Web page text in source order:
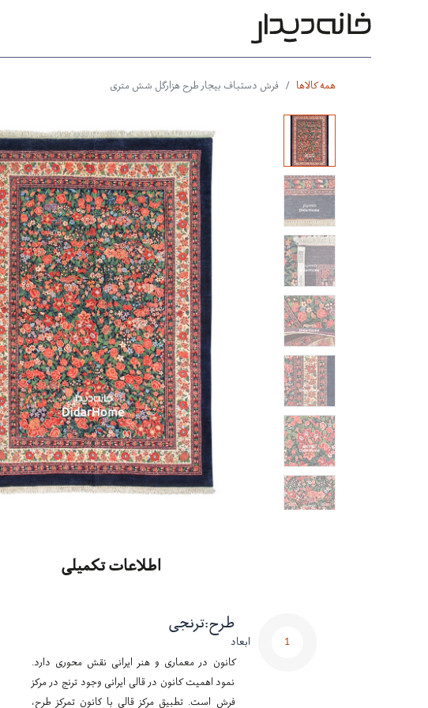
همه کالاها فرش دستباف بیجار طرح هزارگل شش متری
اطلاعات تکمیلی
1 ابعاد
طرح:ترنجی
کانون در معماری و هنر ایرانی نقش محوری دارد.
نمود اهمیت کانون در قالی ایرانی وجود ترنج در مرکز
فرش است. تطبیق مرکز قالی با کانون تمرکز طرح،